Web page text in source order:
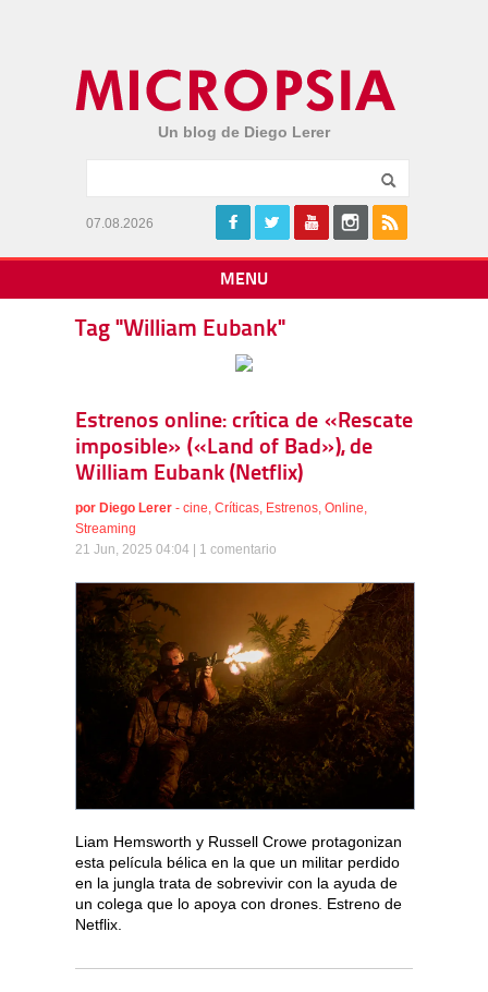
Un blog de Diego Lerer
07.08.2026
MENU
Tag "William Eubank"
Estrenos online: crítica de «Rescate
imposible» («Land of Bad»), de
William Eubank (Netflix)
por Diego Lerer - cine, Críticas, Estrenos, Online,
Streaming
21 Jun, 2025 04:04 | 1 comentario
Liam Hemsworth y Russell Crowe protagonizan
esta película bélica en la que un militar perdido
en la jungla trata de sobrevivir con la ayuda de
un colega que lo apoya con drones. Estreno de
Netflix.